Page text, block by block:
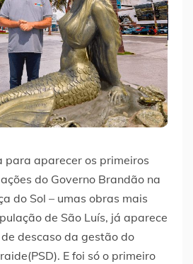
para aparecer os primeiros
do Governo Brandão na
do Sol – umas obras mais
de São Luís, já aparece
descaso da gestão do
E foi só o primeiro